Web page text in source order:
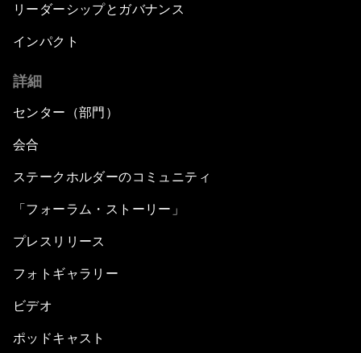
リーダーシップとガバナンス
インパクト
詳細
センター（部門）
会合
ステークホルダーのコミュニティ
「フォーラム・ストーリー」
プレスリリース
フォトギャラリー
ビデオ
ポッドキャスト